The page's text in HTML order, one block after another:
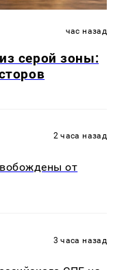
час назад
серой зоны:
2 часа назад
от
3 часа назад